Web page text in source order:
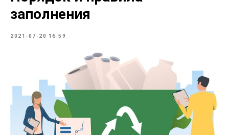
заполнения
2021-07-20 16:59